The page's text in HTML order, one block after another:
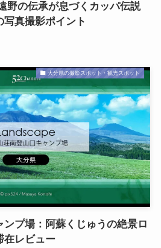
野の伝承が息づくカッパ伝説
真撮影ポイント
大分県の撮影スポット・観光スポット
プ場：阿蘇くじゅうの絶景ロ
在レビュー